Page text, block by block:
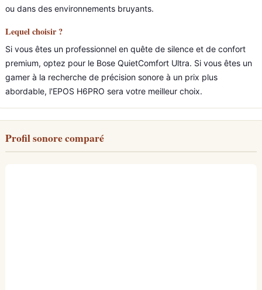
ou dans des environnements bruyants.
Lequel choisir ?
Si vous êtes un professionnel en quête de silence et de confort
premium, optez pour le Bose QuietComfort Ultra. Si vous êtes un
gamer à la recherche de précision sonore à un prix plus
abordable, l'EPOS H6PRO sera votre meilleur choix.
Profil sonore comparé